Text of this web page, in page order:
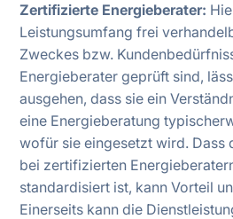
Zertifizierte Energieberater:
Leistungsumfang frei
Zweckes bzw.
Energieberater geprüft sind,
ausgehen, dass sie ein
eine Energieberatung
wofür sie eingesetzt wird. Dass
bei zertifizierten
standardisiert ist, kann Vorteil
Einerseits kann die